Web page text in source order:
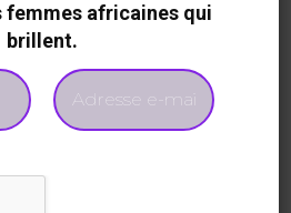
Twitter
femmes africaines qui
brillent.